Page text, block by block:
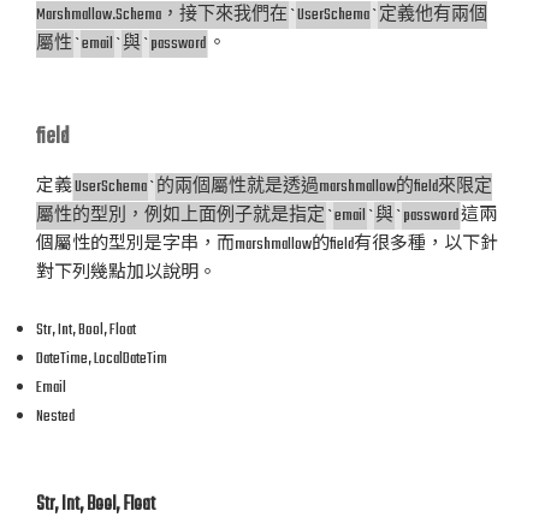
Marshmallow.Schema，接下來我們在`UserSchema`定義他有兩個
屬性`email`與`password 。
field
定義UserSchema`的兩個屬性就是透過marshmallow的field來限定
屬性的型別，例如上面例子就是指定`email`與`password這兩
個屬性的型別是字串，而marshmallow的field有很多種，以下針
對下列幾點加以說明。
Str, Int, Bool, Float
DateTime, LocalDateTim
Email
Nested
Str, Int, Bool, Float